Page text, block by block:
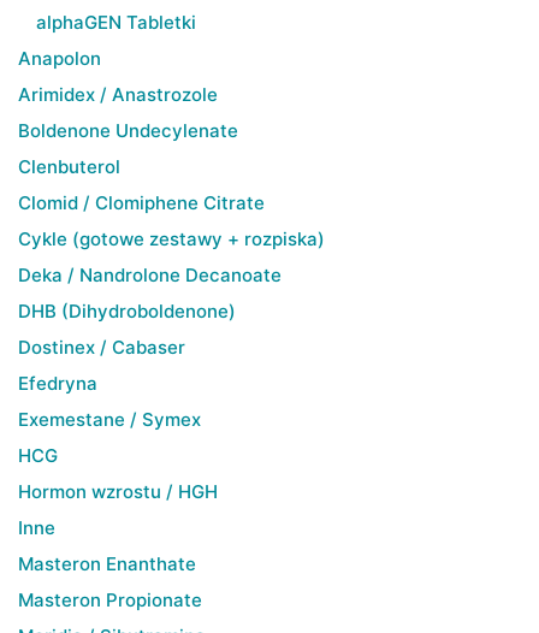
alphaGEN Tabletki
Anapolon
Arimidex / Anastrozole
Boldenone Undecylenate
Clenbuterol
Clomid / Clomiphene Citrate
Cykle (gotowe zestawy + rozpiska)
Deka / Nandrolone Decanoate
DHB (Dihydroboldenone)
Dostinex / Cabaser
Efedryna
Exemestane / Symex
HCG
Hormon wzrostu / HGH
Inne
Masteron Enanthate
Masteron Propionate